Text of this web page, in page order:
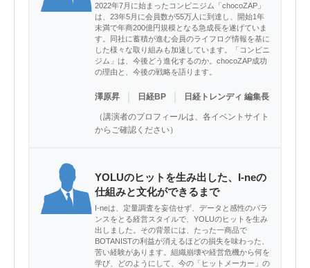
2022年7月に始まったコンビニジム「chocoZAP」
は、23年5月に会員数が55万人に到達し、開始1年
未満で年商200億円規模となる急成長を遂げていま
す。同社に蓄積が進む会員のライフログ情報を基に
した様々な取り組みも加速しています。「コンビニ
ジム」は、今後どう進化するのか。chocoZAP成功
の理由と、今後の戦略を語ります。
澤原昇 日経BP 日経トレンディ 編集長
（講演者のプロフィールは、各イベントサイト
からご確認ください）
YOLUのヒットを生み出した、I-neの
仕組みと文化ができるまで
I-neは、定量調査を妄信せず、データと感性のバラ
ンスをとる経営スタイルで、YOLUのヒットを生み
出しました。その背景には、たった一商品で
BOTANISTの利益が消えるほどの損失を味わった、
苦い経験があります。組織崩壊や経営危機から何を
学び、どのようにして、今の「ヒットメーカー」の